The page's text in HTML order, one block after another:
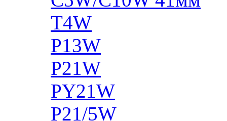
T4W
P13W
P21W
PY21W
P21/5W